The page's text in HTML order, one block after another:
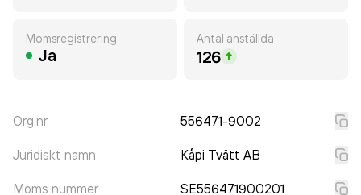
Momsregistrering
Ja
Antal anställda
126
Org.nr. 556471-9002
Juridiskt namn Kåpi Tvätt AB
Moms nummer SE556471900201